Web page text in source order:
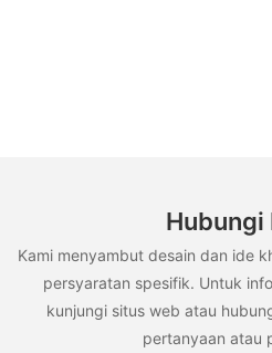
Hubungi
Kami menyambut desain dan ide
persyaratan spesifik. Untuk
kunjungi situs web atau
pertanyaan atau